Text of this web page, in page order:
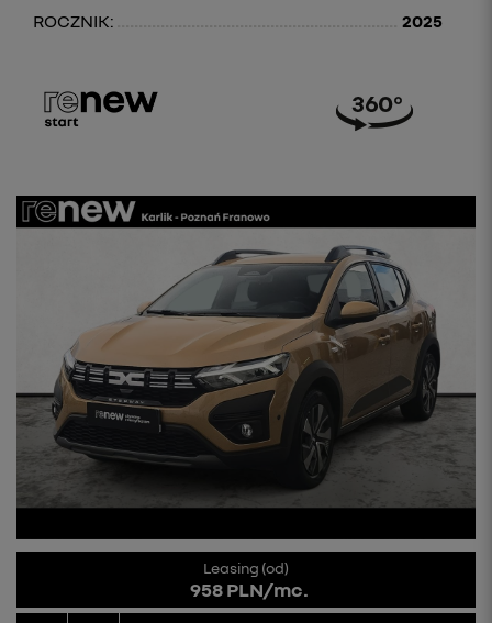
ROCZNIK:
2025
Leasing (od)
958 PLN/mc.